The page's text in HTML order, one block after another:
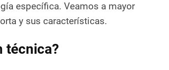
específica. Veamos a mayor
y sus características.
técnica?